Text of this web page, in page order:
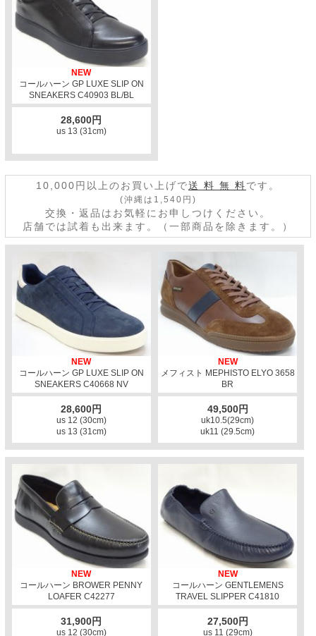
NEW
コールハーン GP LUXE SLIP ON
SNEAKERS C40903 BL/BL
28,600円
us 13 (31cm)
10,000円以上のお買い上げで送 料 無 料です。
(沖縄は1,540円)
交換・返品はお気軽にお申しつけください。
店舗では試着も出来ます。（一部商品を除きます。）
NEW
コールハーン GP LUXE SLIP ON
SNEAKERS C40668 NV
28,600円
us 12 (30cm)
us 13 (31cm)
NEW
メフィスト MEPHISTO ELYO 3658
BR
49,500円
uk10.5(29cm)
uk11 (29.5cm)
NEW
コールハーン BROWER PENNY
LOAFER C42277
31,900円
us 12 (30cm)
NEW
コールハーン GENTLEMENS
TRAVEL SLIPPER C41810
27,500円
us 11 (29cm)